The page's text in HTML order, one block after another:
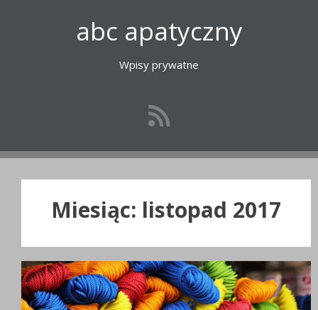
abc apatyczny
Wpisy prywatne
Miesiąc: listopad 2017